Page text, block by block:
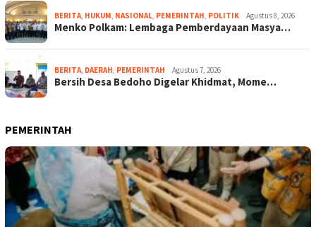
BERITA, HUKUM, NASIONAL, PEMERINTAH, POLITIK Agustus 8, 2026
Menko Polkam: Lembaga Pemberdayaan Masya…
BERITA, DAERAH, PEMERINTAH Agustus 7, 2026
Bersih Desa Bedoho Digelar Khidmat, Mome…
PEMERINTAH